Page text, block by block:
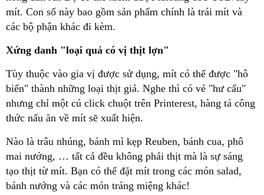
mít. Con số này bao gồm sản phẩm chính là trái mít và
các bộ phận khác đi kèm.
Xứng danh "loại quả có vị thịt lợn"
Tùy thuộc vào gia vị được sử dụng, mít có thể được "hô
biến" thành những loại thịt giả. Nghe thì có vẻ "hư cấu"
nhưng chỉ một cú click chuột trên Printerest, hàng tá công
thức nấu ăn về mít sẽ xuất hiện.
Nào là trâu nhúng, bánh mì kẹp Reuben, bánh cua, phô
mai nướng, … tất cả đều không phải thịt mà là sự sáng
tạo thịt từ mít. Bạn có thể đặt mít trong các món salad,
bánh nướng và các món tráng miệng khác!